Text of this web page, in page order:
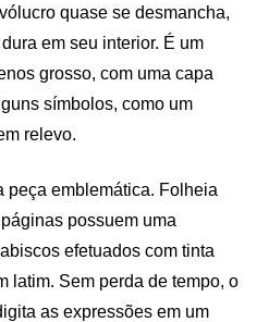
quase se desmancha,
em seu interior. É um
grosso, com uma capa
símbolos, como um
relevo.
peça emblemática. Folheia
possuem uma
efetuados com tinta
latim. Sem perda de tempo, o
as expressões em um